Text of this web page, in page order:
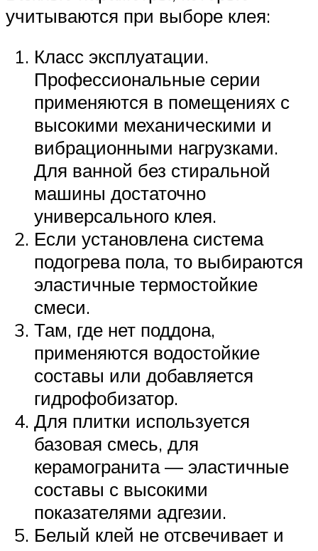
учитываются при выборе клея:
Класс эксплуатации.
Профессиональные серии
применяются в помещениях с
высокими механическими и
вибрационными нагрузками.
Для ванной без стиральной
машины достаточно
универсального клея.
Если установлена система
подогрева пола, то выбираются
эластичные термостойкие
смеси.
Там, где нет поддона,
применяются водостойкие
составы или добавляется
гидрофобизатор.
Для плитки используется
базовая смесь, для
керамогранита — эластичные
составы с высокими
показателями адгезии.
Белый клей не отсвечивает и